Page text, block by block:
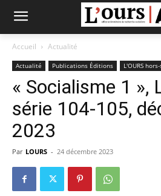
Accueil Actualité
Actualité Publications Éditions L'OURS
« Socialisme 1 »,
série 104-105,
2023
Par LOURS - 24 décembre 2023